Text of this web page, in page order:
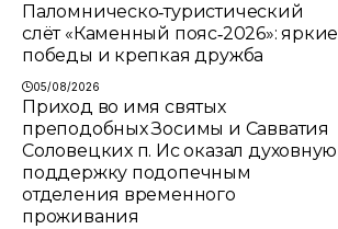
Паломническо‑туристический
слёт «Каменный пояс‑2026»: яркие
победы и крепкая дружба
05/08/2026
Приход во имя святых
преподобных Зосимы и Савватия
Соловецких п. Ис оказал духовную
поддержку подопечным
отделения временного
проживания